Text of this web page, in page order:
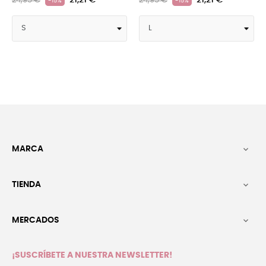
MARCA 
TIENDA 
MERCADOS 
¡SUSCRÍBETE A NUESTRA NEWSLETTER!